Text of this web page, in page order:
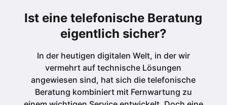
Ist eine telefonische Beratung
eigentlich sicher?
In der heutigen digitalen Welt, in der wir
vermehrt auf technische Lösungen
angewiesen sind, hat sich die telefonische
Beratung kombiniert mit Fernwartung zu